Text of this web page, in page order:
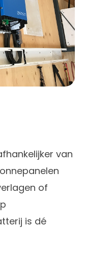
van
of
is dé